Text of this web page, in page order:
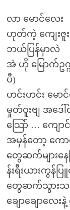
လာ မောင်လေး
ဟုတ်ကဲ့ ကျေးဇူး
ဘယ်ပြန်မှာလဲ
အဲ ဟို မြောက်ဥက္
ပီ)
ဟင်းဟင်း မော
မှုတ်ဝူးဗျ အဒေ
သြော် … ကျေ
အမှန်တော့ ကော
တွေဆက်များန
န်းရီးယားကွန်ပ
တွေဆက်သွားသ
ချောချောလေ